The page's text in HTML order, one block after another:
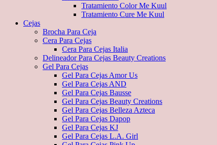
Tratamiento Color Me Kuul
Tratamiento Cure Me Kuul
Cejas
Brocha Para Ceja
Cera Para Cejas
Cera Para Cejas Italia
Delineador Para Cejas Beauty Creations
Gel Para Cejas
Gel Para Cejas Amor Us
Gel Para Cejas AND
Gel Para Cejas Bausse
Gel Para Cejas Beauty Creations
Gel Para Cejas Belleza Azteca
Gel Para Cejas Dapop
Gel Para Cejas KJ
Gel Para Cejas L.A. Girl